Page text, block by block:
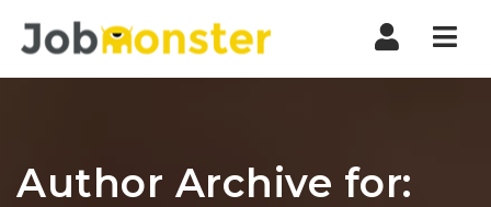
Author Archive for: